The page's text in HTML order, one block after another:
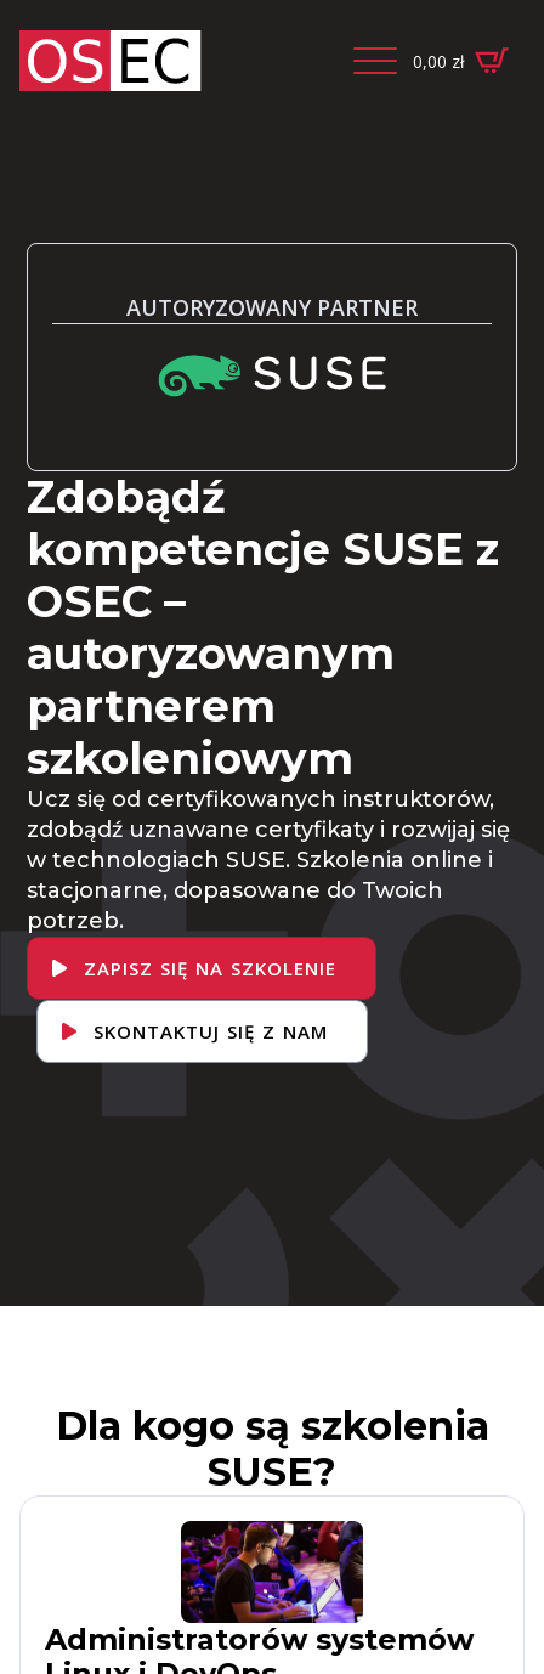
0,00 zł
AUTORYZOWANY PARTNER
Zdobądź
kompetencje SUSE z
OSEC –
autoryzowanym
partnerem
szkoleniowym
Ucz się od certyfikowanych instruktorów,
zdobądź uznawane certyfikaty i rozwijaj się
w technologiach SUSE. Szkolenia online i
stacjonarne, dopasowane do Twoich
potrzeb.
ZAPISZ SIĘ NA SZKOLENIE
SKONTAKTUJ SIĘ Z NAM
Dla kogo są szkolenia
SUSE?
Administratorów systemów